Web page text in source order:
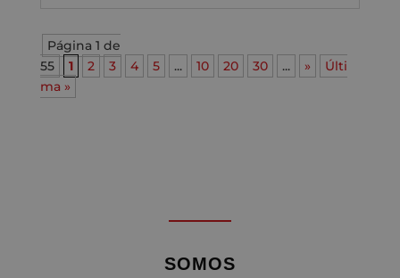
Página 1 de
55
1 2 3 4 5 ... 10 20 30 ... »
Últi
ma »
SOMOS